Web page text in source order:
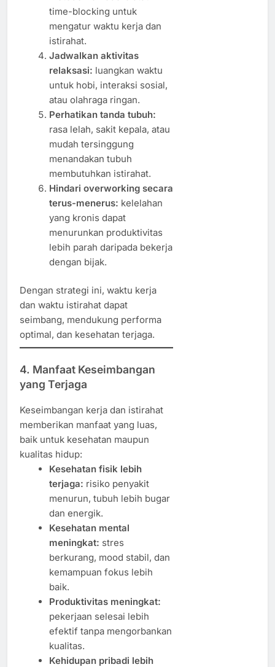
time-blocking untuk
mengatur waktu kerja dan
istirahat.
Jadwalkan aktivitas
relaksasi: luangkan waktu
untuk hobi, interaksi sosial,
atau olahraga ringan.
Perhatikan tanda tubuh:
rasa lelah, sakit kepala, atau
mudah tersinggung
menandakan tubuh
membutuhkan istirahat.
Hindari overworking secara
terus-menerus: kelelahan
yang kronis dapat
menurunkan produktivitas
lebih parah daripada bekerja
dengan bijak.
Dengan strategi ini, waktu kerja
dan waktu istirahat dapat
seimbang, mendukung performa
optimal, dan kesehatan terjaga.
4. Manfaat Keseimbangan
yang Terjaga
Keseimbangan kerja dan istirahat
memberikan manfaat yang luas,
baik untuk kesehatan maupun
kualitas hidup:
Kesehatan fisik lebih
terjaga: risiko penyakit
menurun, tubuh lebih bugar
dan energik.
Kesehatan mental
meningkat: stres
berkurang, mood stabil, dan
kemampuan fokus lebih
baik.
Produktivitas meningkat:
pekerjaan selesai lebih
efektif tanpa mengorbankan
kualitas.
Kehidupan pribadi lebih